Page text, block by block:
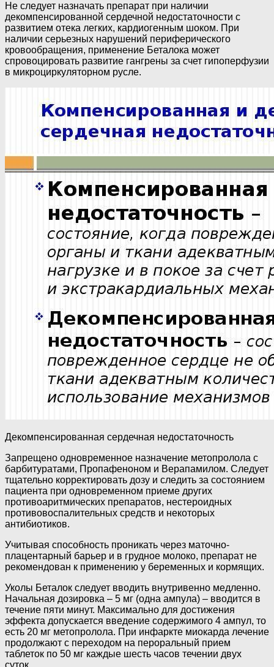
Не следует назначать препарат при наличии
декомпенсированной сердечной недостаточности с
развитием отека легких, кардиогенным шоком. При
наличии серьезных нарушений периферического
кровообращения, применение Беталока может
спровоцировать развитие гангрены за счет гипоперфузии
в микроциркуляторном русле.
Декомпенсированная сердечная недостаточность
Запрещено одновременное назначение метопролола с
барбитуратами, Пропафеноном и Верапамилом. Следует
тщательно корректировать дозу и следить за состоянием
пациента при одновременном приеме других
противоаритмических препаратов, нестероидных
противовоспалительных средств и некоторых
антибиотиков.
Учитывая способность проникать через маточно-
плацентарный барьер и в грудное молоко, препарат не
рекомендован к применению у беременных и кормящих.
Уколы Беталок следует вводить внутривенно медленно.
Начальная дозировка – 5 мг (одна ампула) – вводится в
течение пяти минут. Максимально для достижения
эффекта допускается введение содержимого 4 ампул, то
есть 20 мг метопролола. При инфаркте миокарда лечение
продолжают с переходом на пероральный прием
таблеток по 50 мг каждые шесть часов течении двух